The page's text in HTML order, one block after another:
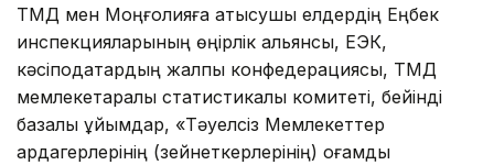
ТМД мен Моңғолияға қатысушы елдердің Еңбек
инспекцияларының өңірлік альянсы, ЕЭК,
кәсіподақтардың жалпы конфедерациясы, ТМД
мемлекетаралық статистикалық комитеті, бейінді
базалық ұйымдар, «Тәуелсіз Мемлекеттер
ардагерлерінің (зейнеткерлерінің) қоғамдық